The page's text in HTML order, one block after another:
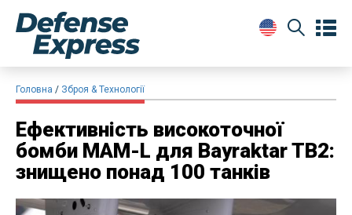
Головна Зброя & Технології
​Ефективність високоточної
бомби MAM-L для Bayraktar TB2:
знищено понад 100 танків